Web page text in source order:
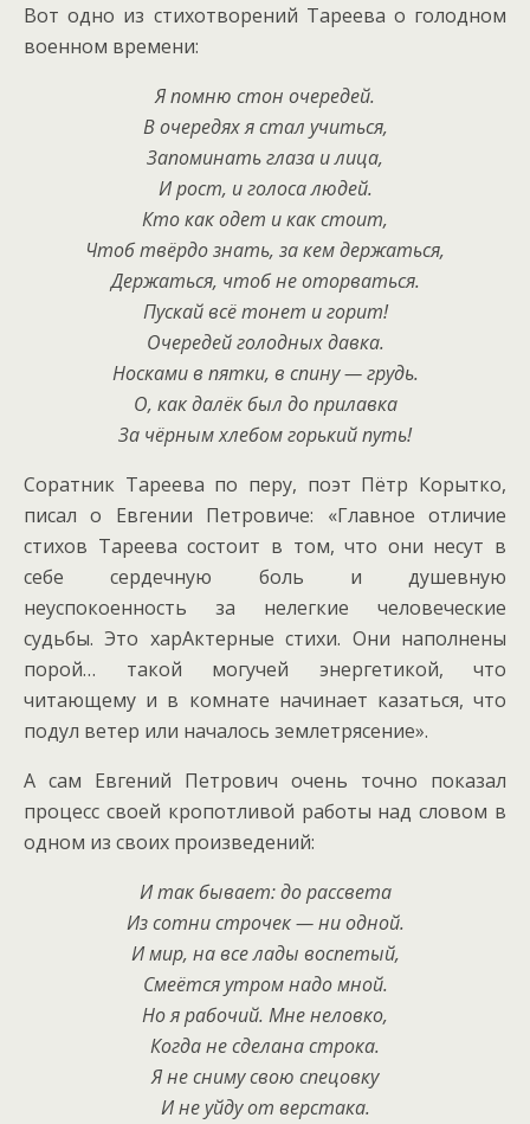
Вот одно из стихотворений Тареева о голодном
военном времени:
Я помню стон очередей.
В очередях я стал учиться,
Запоминать глаза и лица,
И рост, и голоса людей.
Кто как одет и как стоит,
Чтоб твёрдо знать, за кем держаться,
Держаться, чтоб не оторваться.
Пускай всё тонет и горит!
Очередей голодных давка.
Носками в пятки, в спину — грудь.
О, как далёк был до прилавка
За чёрным хлебом горький путь!
Соратник Тареева по перу, поэт Пётр Корытко,
писал о Евгении Петровиче: «Главное отличие
стихов Тареева состоит в том, что они несут в
себе сердечную боль и душевную
неуспокоенность за нелегкие человеческие
судьбы. Это харАктерные стихи. Они наполнены
порой… такой могучей энергетикой, что
читающему и в комнате начинает казаться, что
подул ветер или началось землетрясение».
А сам Евгений Петрович очень точно показал
процесс своей кропотливой работы над словом в
одном из своих произведений:
И так бывает: до рассвета
Из сотни строчек — ни одной.
И мир, на все лады воспетый,
Смеётся утром надо мной.
Но я рабочий. Мне неловко,
Когда не сделана строка.
Я не сниму свою спецовку
И не уйду от верстака.